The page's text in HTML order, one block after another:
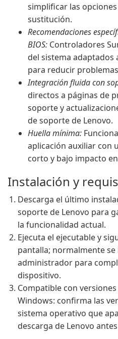
simplificar las
sustitución.
Recomendaciones
BIOS: Controladores
del sistema
para reducir
Integración fluida con
directos a páginas de
soporte y
de soporte de Lenovo.
Huella mínima:
aplicación auxiliar con
corto y bajo impacto
Instalación y
Descarga el último
soporte de Lenovo para
la funcionalidad actual.
Ejecuta el ejecutable y
pantalla; normalmente
administrador para
dispositivo.
Compatible con
Windows: confirma las
sistema operativo que
descarga de Lenovo